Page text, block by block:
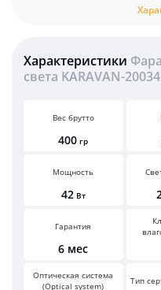
Характеристики
света KARAVAN-
Вес брутто
400 гр
Мощность
42 Вт
Гарантия
6 мес
Оптическая система
(Optical system)
Тип